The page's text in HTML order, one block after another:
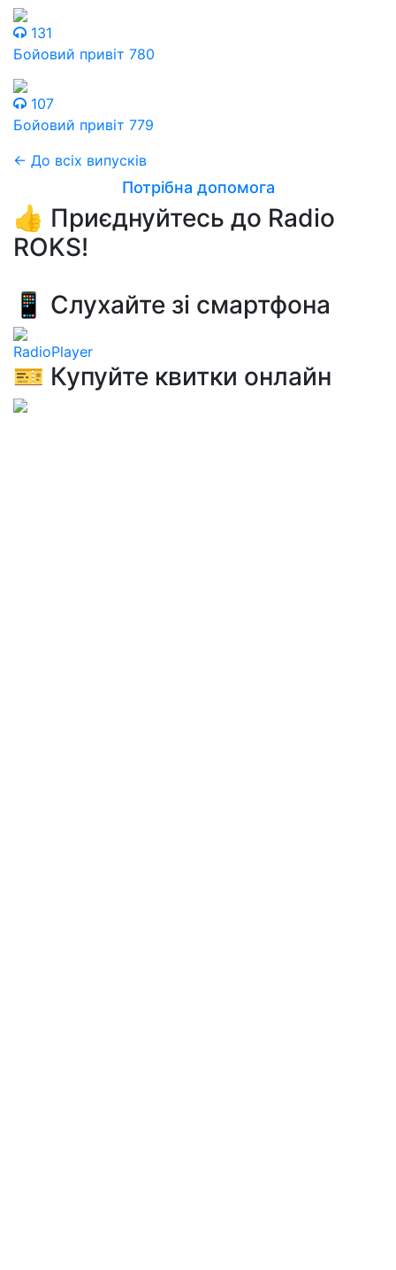
131
Бойовий привіт 780
107
Бойовий привіт 779
← До всіх випусків
Потрібна допомога
👍 Приєднуйтесь до Radio
ROKS!
📱 Слухайте зі смартфона
RadioPlayer
🎫 Купуйте квитки онлайн